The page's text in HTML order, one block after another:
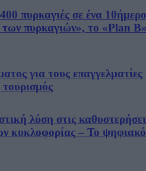
πυρκαγιές σε ένα 10ήμερο
πυρκαγιών», το «Plan
για τους επαγγελματίες
λύση στις
κυκλοφορίας – Το ψηφιακό